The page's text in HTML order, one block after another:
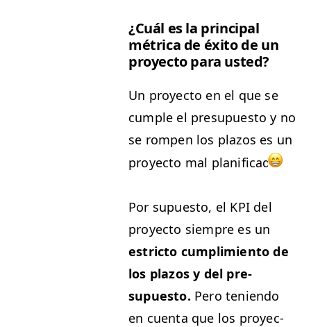
¿Cuál es la prin­ci­pal
métri­ca de éxi­to de un
proyec­to para usted?
Un proyec­to en el que se
cumple el pre­supuesto y no
se rompen los pla­zos es un
proyec­to mal plan­i­fi­ca­do
Por supuesto, el KPI del
proyec­to siem­pre es un
estric­to cumplim­ien­to de
los pla­zos y del pre­
supuesto. Pero tenien­do
en cuen­ta que los proyec­